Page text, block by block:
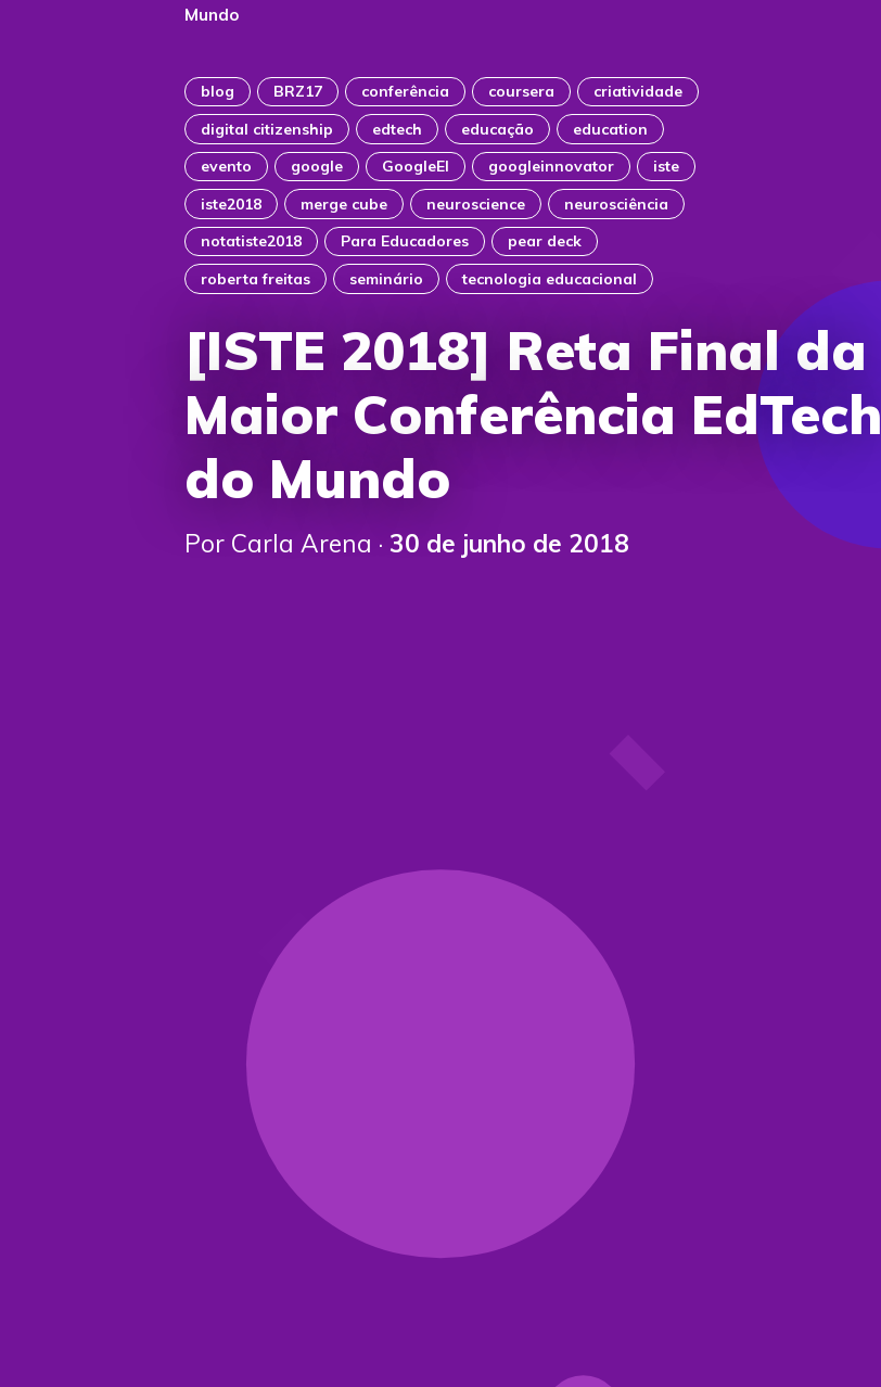
Mundo
blog BRZ17 conferência coursera
criatividade
digital citizenship
edtech educação
education
evento
google GoogleEI googleinnovator
iste
iste2018
merge cube neuroscience
neurosciência
notatiste2018
Para Educadores
pear deck
roberta freitas
seminário tecnologia educacional
[ISTE 2018] Reta Final da
Maior Conferência EdTech
do Mundo
Por Carla Arena · 30 de junho de 2018